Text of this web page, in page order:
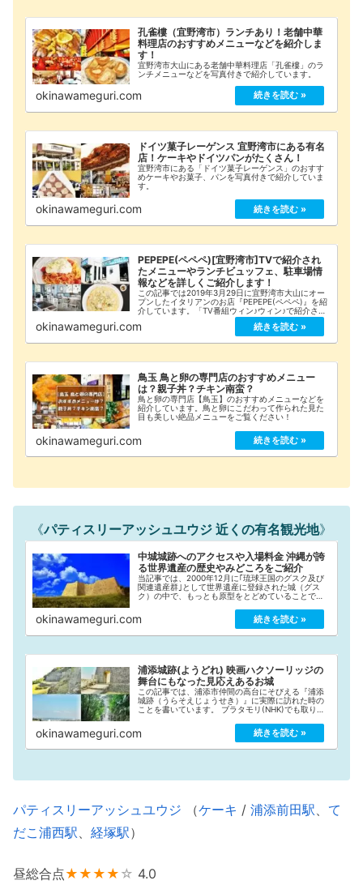
孔雀樓（宜野湾市）ランチあり！老舗中華
料理店のおすすめメニューなどを紹介しま
す！
宜野湾市大山にある老舗中華料理店「孔雀樓」のラ
ンチメニューなどを写真付きで紹介しています。
okinawameguri.com
ドイツ菓子レーゲンス 宜野湾市にある有名
店！ケーキやドイツパンがたくさん！
宜野湾市にある「ドイツ菓子レーゲンス」のおすす
めケーキやお菓子、パンを写真付きで紹介していま
す。
okinawameguri.com
PEPEPE(ペペペ)[宜野湾市]TVで紹介され
たメニューやランチビュッフェ、駐車場情
報などを詳しくご紹介します！
この記事では2019年3月29日に宜野湾市大山にオー
プンしたイタリアンのお店『PEPEPE(ペペペ)』を紹
介しています。「TV番組ウィン♪ウィン♪で紹介され
たメニュー」や「駐車場情報」「詳細な店舗情報」
をまとめてみましたのでご覧ください！
okinawameguri.com
鳥玉 鳥と卵の専門店のおすすめメニュー
は？親子丼？チキン南蛮？
鳥と卵の専門店【鳥玉】のおすすめメニューなどを
紹介しています。鳥と卵にこだわって作られた見た
目も美しい絶品メニューをご覧ください！
okinawameguri.com
《パティスリーアッシュユウジ 近くの有名観光地》
中城城跡へのアクセスや入場料金 沖縄が誇
る世界遺産の歴史やみどころをご紹介
当記事では、2000年12月に｢琉球王国のグスク及び
関連遺産群｣として世界遺産に登録された城（グス
ク）の中で、もっとも原型をとどめていることでも
アクセスや入場料金、観覧時間などをご紹介してい
ます。
okinawameguri.com
浦添城跡(ようどれ) 映画ハクソーリッジの
舞台にもなった見応えあるお城
この記事では、浦添市仲間の高台にそびえる『浦添
城跡（うらそえじょうせき）』に実際に訪れた時の
ことを書いています。 ブラタモリ(NHK)でも取り上
の舞台にもなった「前田高地」など見応えたっぷり
の城跡をご覧下さい。
okinawameguri.com
パティスリーアッシュユウジ （ケーキ / 浦添前田駅、 て
だこ浦西駅、 経塚駅）
昼総合点★★★★ ☆ 4.0